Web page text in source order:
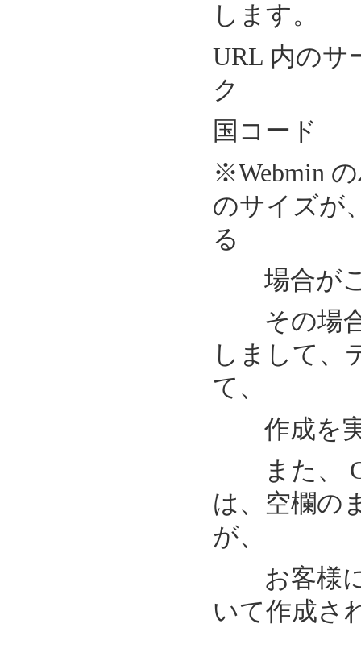
します。
URL 内の
ク
国コード
※Webmin
のサイズが
る
場合がご
その場合
しまして、
て、
作成を実
また、
は、空欄の
が、
お客様に
いて作成さ